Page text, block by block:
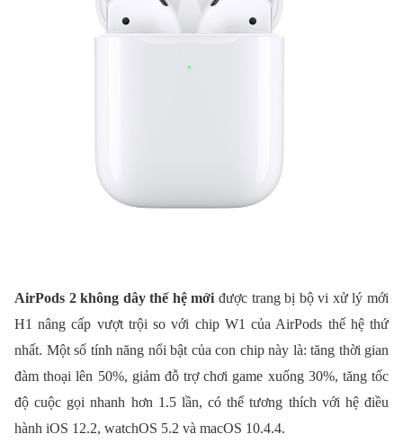
AirPods 2 không dây thế hệ mới được trang bị bộ vi xử lý mới
H1 nâng cấp vượt trội so với chip W1 của AirPods thế hệ thứ
nhất. Một số tính năng nổi bật của con chip này là: tăng thời gian
đàm thoại lên 50%, giảm đỗ trợ chơi game xuống 30%, tăng tốc
độ cuộc gọi nhanh hơn 1.5 lần, có thể tương thích với hệ điều
hành iOS 12.2, watchOS 5.2 và macOS 10.4.4.